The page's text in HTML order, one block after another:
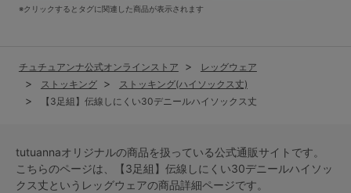
※クリックするとタグに関連した商品が表示されます
チュチュアンナ公式オンラインストア
レッグウェア
ストッキング
ストッキング(ハイソックス丈)
【3足組】伝線しにくい30デニールハイソックス丈
tutuannaオリジナルの商品を扱っている公式通販サイトです。
こちらのページは、【3足組】伝線しにくい30デニールハイソッ
クス丈という レッグウェアの商品詳細ページです。